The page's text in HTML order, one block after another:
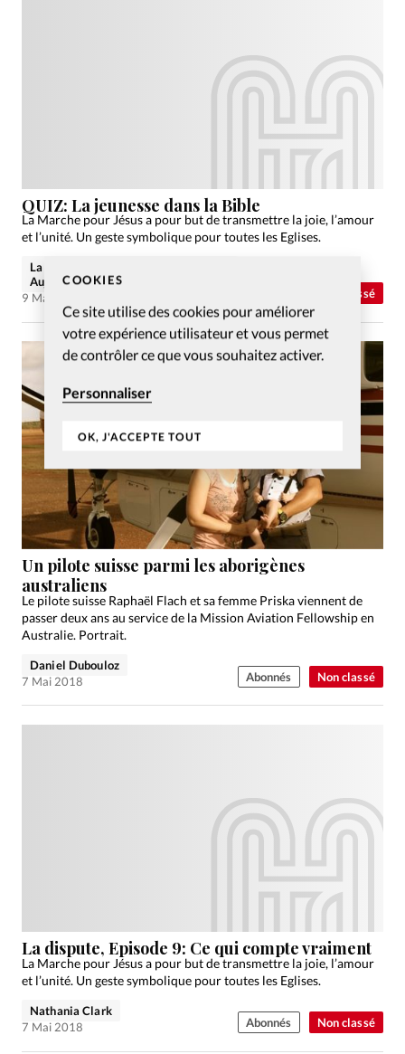
COOKIES
Ce site utilise des cookies pour améliorer
votre expérience utilisateur et vous permet
de contrôler ce que vous souhaitez activer.
Personnaliser
OK, J'ACCEPTE TOUT
Non classé
QUIZ: La jeunesse dans la Bible
La Marche pour Jésus a pour but de transmettre la joie, l’amour
et l’unité. Un geste symbolique pour toutes les Eglises.
La rédaction de Christianisme
Aujourd'hui
9 Mai 2018
Non classé
Un pilote suisse parmi les aborigènes
australiens
Le pilote suisse Raphaël Flach et sa femme Priska viennent de
passer deux ans au service de la Mission Aviation Fellowship en
Australie. Portrait.
Daniel Dubouloz
7 Mai 2018
Abonnés
Non classé
La dispute, Episode 9: Ce qui compte vraiment
La Marche pour Jésus a pour but de transmettre la joie, l’amour
et l’unité. Un geste symbolique pour toutes les Eglises.
Nathania Clark
7 Mai 2018
Abonnés